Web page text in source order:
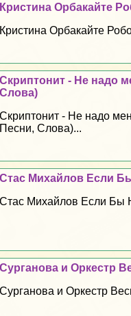
Кристина Орбакайте
Кристина Орбакайте
Скриптонит - Не надо
Слова)
Скриптонит - Не надо
Песни, Слова)...
Стас Михайлов Если
Стас Михайлов Если Бы
Сурганова и Оркестр
Сурганова и Оркестр